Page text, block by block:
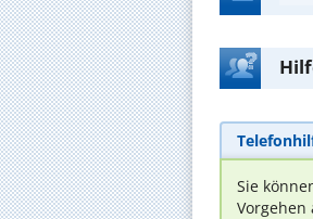
Sie
Vorgehen